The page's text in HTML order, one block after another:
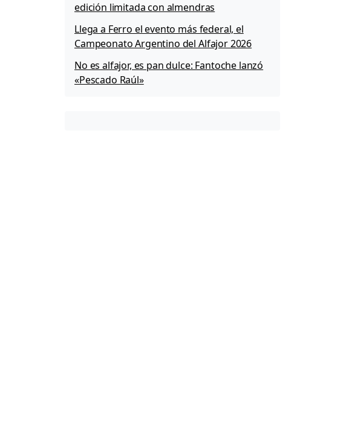
edición limitada con almendras
Llega a Ferro el evento más federal, el
Campeonato Argentino del Alfajor 2026
No es alfajor, es pan dulce: Fantoche lanzó
«Pescado Raúl»